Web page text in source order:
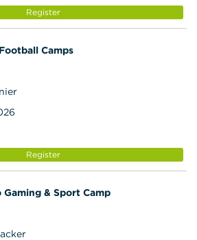
Register
Camps
Register
& Sport Camp